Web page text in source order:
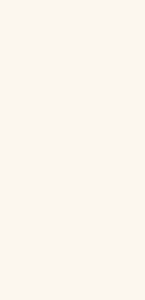
deutlich.
das
Als
Zu
roten
Die
Holzkiste